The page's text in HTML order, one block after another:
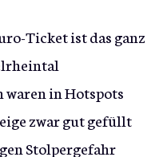
Ticket ist das ganz
waren in Hotspots
zwar gut gefüllt
Stolpergefahr